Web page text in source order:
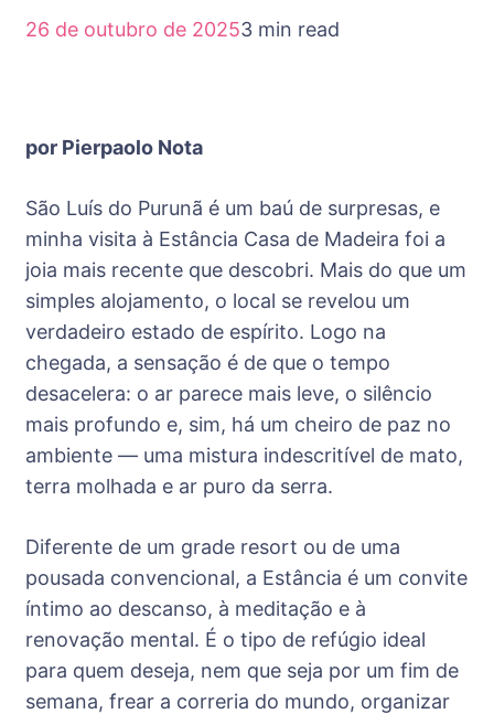
26 de outubro de 20253 min read
por Pierpaolo Nota
São Luís do Purunã é um baú de surpresas, e
minha visita à Estância Casa de Madeira foi a
joia mais recente que descobri. Mais do que um
simples alojamento, o local se revelou um
verdadeiro estado de espírito. Logo na
chegada, a sensação é de que o tempo
desacelera: o ar parece mais leve, o silêncio
mais profundo e, sim, há um cheiro de paz no
ambiente — uma mistura indescritível de mato,
terra molhada e ar puro da serra.
Diferente de um grade resort ou de uma
pousada convencional, a Estância é um convite
íntimo ao descanso, à meditação e à
renovação mental. É o tipo de refúgio ideal
para quem deseja, nem que seja por um fim de
semana, frear a correria do mundo, organizar